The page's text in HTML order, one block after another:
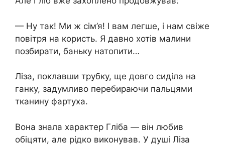
— Ну так! Ми ж сім’я! І вам легше, і нам свіже
повітря на користь. Я давно хотів малини
позбирати, баньку натопити…
Ліза, поклавши трубку, ще довго сиділа на
ганку, задумливо перебираючи пальцями
тканину фартуха.
Вона знала характер Гліба — він любив
обіцяти, але рідко виконував. У душі Ліза